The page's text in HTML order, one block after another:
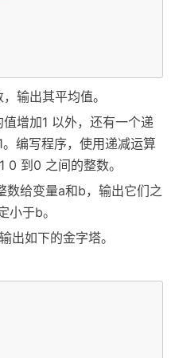
输出其平均值。
增加1 以外，还有一个递
编写程序，使用递减运算
0 到0 之间的整数。
数给变量a和b，输出它们之
小于b。
出如下的金字塔。